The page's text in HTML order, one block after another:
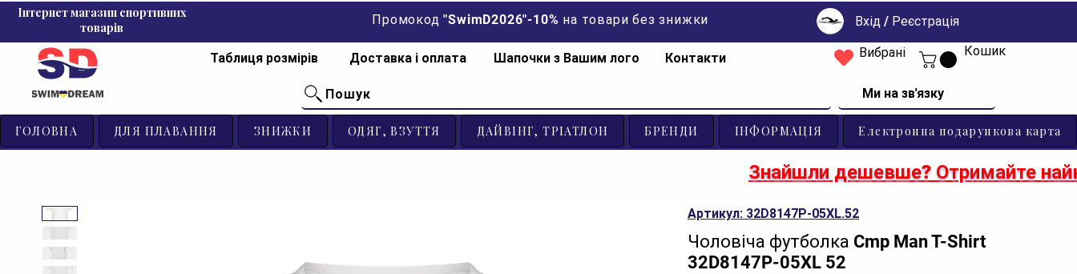
Інтернет магазин спортивних
товарів
Промокод "SwimD2026"-10% на товари без знижки Вхід / Реєстрація
Таблиця розмірів Доставка і оплата Шапочки з Вашим лого Контакти Вибрані Кошик
Пошук Ми на зв'язку
ГОЛОВНА ДЛЯ ПЛАВАННЯ ЗНИЖКИ ОДЯГ, ВЗУТТЯ ДАЙВІНГ, ТРІАТЛОН БРЕНДИ ІНФОРМАЦІЯ Електронна подарункова карта
Артикул: 32D8147P-05XL.52
Чоловіча футболка Cmp Man T-Shirt
32D8147P-05XL 52
Знайшли дешевше? Отримайте